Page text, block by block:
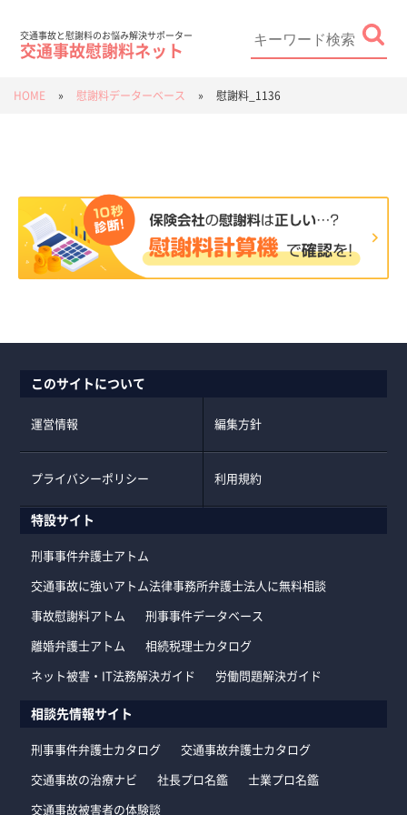
交通事故と慰謝料のお悩み解決サポーター
交通事故慰謝料ネット
HOME » 慰謝料データーベース » 慰謝料_1136
このサイトについて
運営情報 編集方針
プライバシーポリシー 利用規約
特設サイト
刑事事件弁護士アトム
交通事故に強いアトム法律事務所弁護士法人に無料相談
事故慰謝料アトム 刑事事件データベース
離婚弁護士アトム 相続税理士カタログ
ネット被害・IT法務解決ガイド 労働問題解決ガイド
相談先情報サイト
刑事事件弁護士カタログ 交通事故弁護士カタログ
交通事故の治療ナビ 社長プロ名鑑 士業プロ名鑑
交通事故被害者の体験談